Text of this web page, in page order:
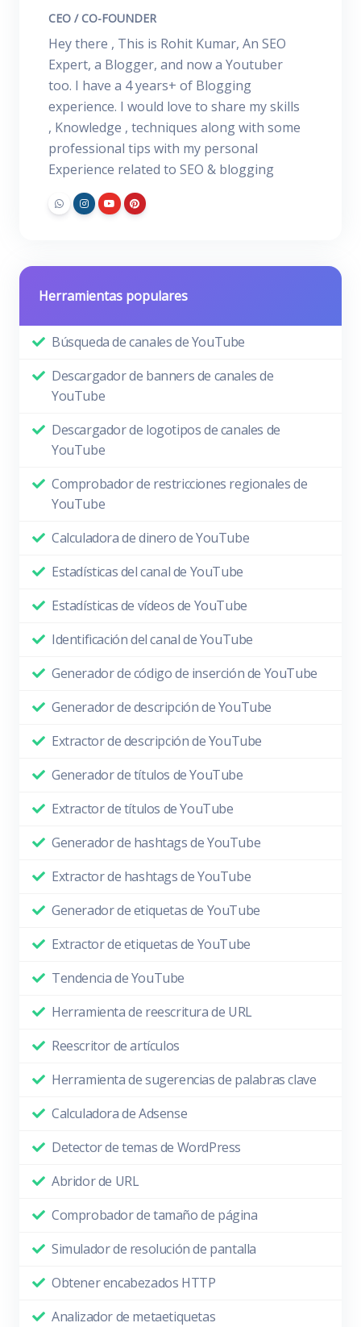
CEO / CO-FOUNDER
Hey there , This is Rohit Kumar, An SEO
Expert, a Blogger, and now a Youtuber
too. I have a 4 years+ of Blogging
experience. I would love to share my skills
, Knowledge , techniques along with some
professional tips with my personal
Experience related to SEO & blogging
Herramientas populares
Búsqueda de canales de YouTube
Descargador de banners de canales de
YouTube
Descargador de logotipos de canales de
YouTube
Comprobador de restricciones regionales de
YouTube
Calculadora de dinero de YouTube
Estadísticas del canal de YouTube
Estadísticas de vídeos de YouTube
Identificación del canal de YouTube
Generador de código de inserción de YouTube
Generador de descripción de YouTube
Extractor de descripción de YouTube
Generador de títulos de YouTube
Extractor de títulos de YouTube
Generador de hashtags de YouTube
Extractor de hashtags de YouTube
Generador de etiquetas de YouTube
Extractor de etiquetas de YouTube
Tendencia de YouTube
Herramienta de reescritura de URL
Reescritor de artículos
Herramienta de sugerencias de palabras clave
Calculadora de Adsense
Detector de temas de WordPress
Abridor de URL
Comprobador de tamaño de página
Simulador de resolución de pantalla
Obtener encabezados HTTP
Analizador de metaetiquetas